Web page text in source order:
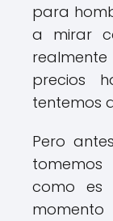
para
a mirar
precios
tentemos
Pero
como